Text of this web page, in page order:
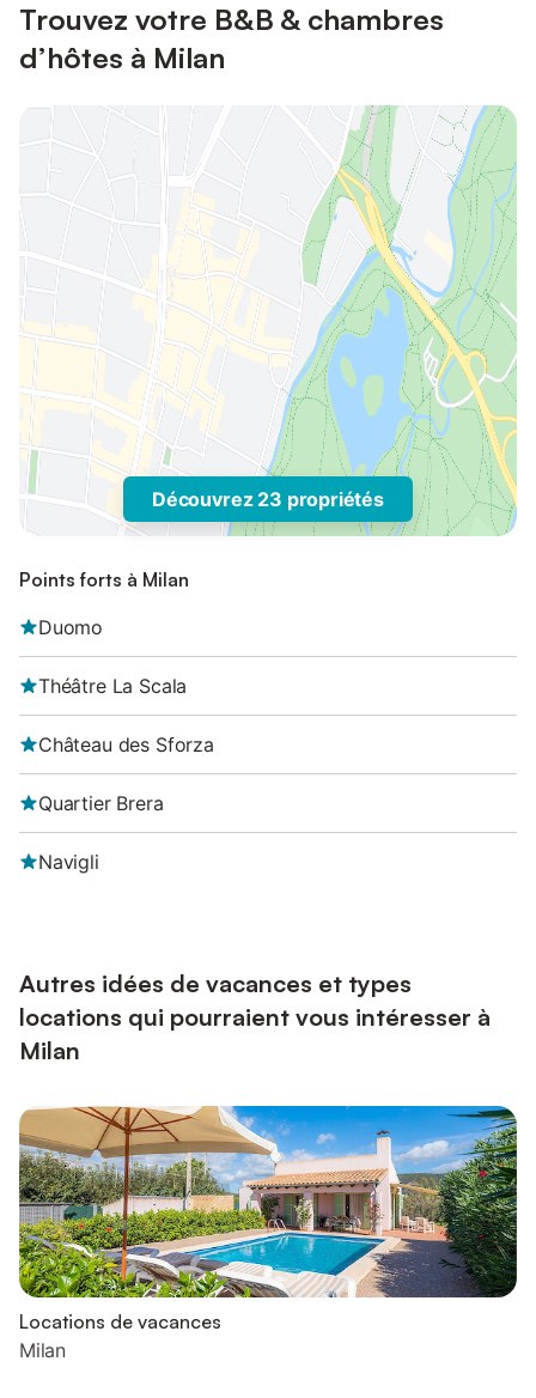
Trouvez votre B&B & chambres
d’hôtes à Milan
Découvrez 23 propriétés
Points forts à Milan
Duomo
Théâtre La Scala
Château des Sforza
Quartier Brera
Navigli
Autres idées de vacances et types
locations qui pourraient vous intéresser à
Milan
Locations de vacances
Milan